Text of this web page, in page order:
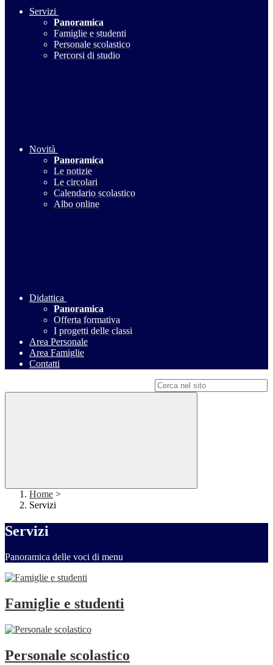
Servizi
Panoramica
Famiglie e studenti
Personale scolastico
Percorsi di studio
Novità
Panoramica
Le notizie
Le circolari
Calendario scolastico
Albo online
Didattica
Panoramica
Offerta formativa
I progetti delle classi
Area Personale
Area Famiglie
Contatti
Home >
Servizi
Servizi
Panoramica delle voci di menu
Famiglie e studenti
Personale scolastico